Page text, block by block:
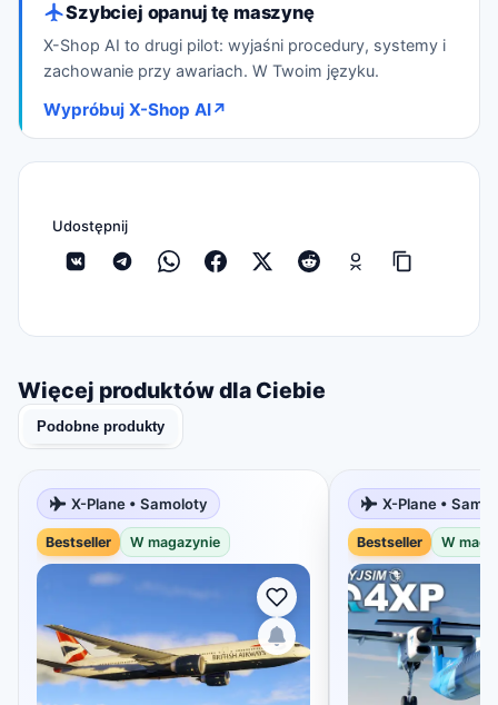
Szybciej opanuj tę maszynę
X-Shop AI to drugi pilot: wyjaśni procedury, systemy i
zachowanie przy awariach. W Twoim języku.
Wypróbuj X-Shop AI↗
Udostępnij
Więcej produktów dla Ciebie
Podobne produkty
X-Plane • Samoloty
Bestseller W magazynie
X-Plane •
Bestseller W